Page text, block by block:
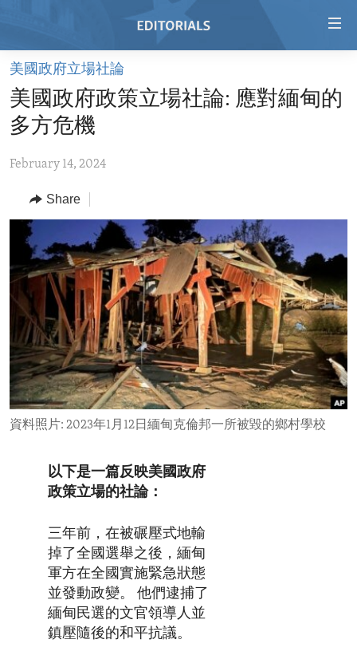
Skip
main
content
to
Navigation
Skip
Search
HOME
VIDEO
REGIONS
AFRICA
AMERICAS
ASIA
EUROPE
MIDDLE EAST
TOPICS
HUMAN RIGHTS
SECURITY AND DEFENSE
AID AND DEVELOPMENT
DEMOCRACY AND GOVERNANCE
ECONOMY AND TRADE
ENVIRONMENT AND HEALTH
IDEALS AND INSTITUTIONS
ARCHIVE
ABOUT US
FOLLOW US
美國政府立場社論
美國政府政策立場社論: 應對緬甸的
多方危機
February 14, 2024
Share
資料照片: 2023年1月12日緬甸克倫邦一所被毀的鄉村學校
以下是一篇反映美國政府
政策立場的社論：
三年前，在被碾壓式地輸
掉了全國選舉之後，緬甸
軍方在全國實施緊急狀態
並發動政變。 他們逮捕了
緬甸民選的文官領導人並
鎮壓隨後的和平抗議。